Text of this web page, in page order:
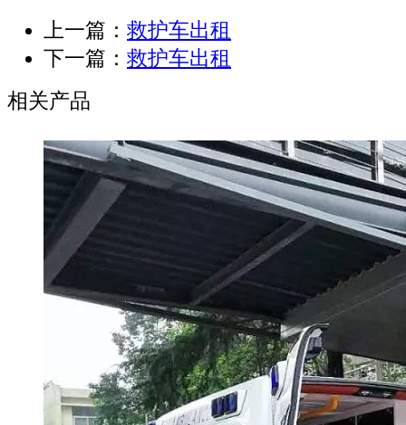
上一篇： 救护车出租
下一篇： 救护车出租
相关产品